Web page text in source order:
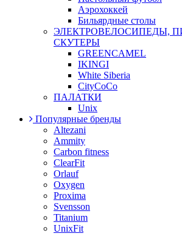
Аэрохоккей
Бильярдные столы
ЭЛЕКТРОВЕЛОСИПЕДЫ,
СКУТЕРЫ
GREENCAMEL
IKINGI
White Siberia
CityCoCo
ПАЛАТКИ
Unix
Популярные бренды
Altezani
Ammity
Carbon fitness
ClearFit
Orlauf
Oxygen
Proxima
Svensson
Titanium
UnixFit